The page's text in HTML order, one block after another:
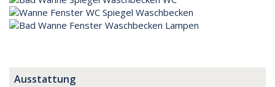
Ausstattung